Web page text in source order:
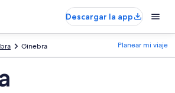
Descargar la app
Ginebra Planear mi viaje